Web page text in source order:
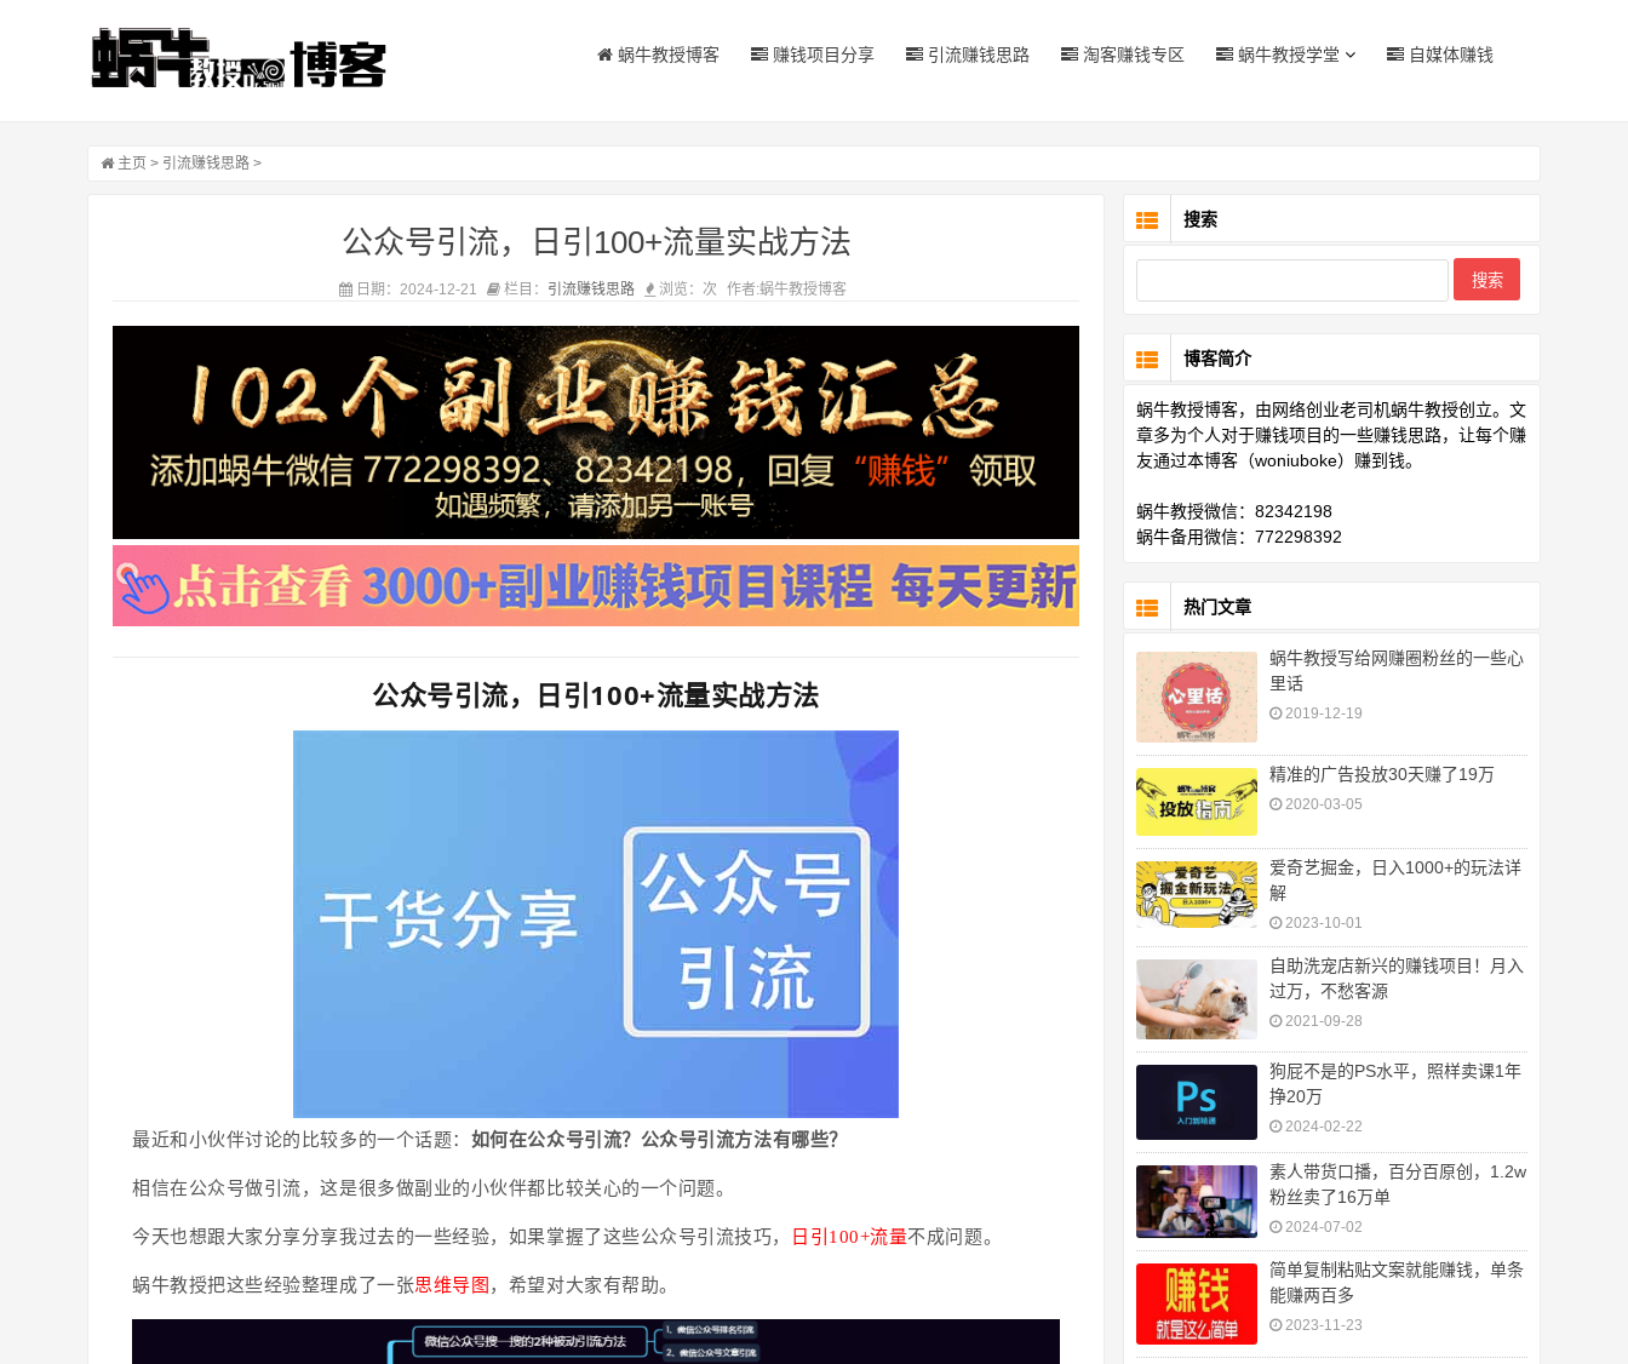
蜗牛教授博客 赚钱项目分享 引流赚钱思路 淘客赚钱专区 蜗牛教授学堂 自媒体赚钱
主页 > 引流赚钱思路 >
公众号引流，日引100+流量实战方法
日期：2024-12-21 栏目： 引流赚钱思路 浏览： 次 作者:蜗牛教授博客
公众号引流，日引100+流量实战方法
最近和小伙伴讨论的比较多的一个话题： 如何在公众号引流？公众号引流方法有哪些？
相信在公众号做引流，这是很多做副业的小伙伴都比较关心的一个问题。
今天也想跟大家分享分享我过去的一些经验，如果掌握了这些公众号引流技巧， 日引100+流量不成问题。
蜗牛教授把这些经验整理成了一张思维导图 ，希望对大家有帮助。
搜索
博客简介
蜗牛教授博客，由网络创业老司机蜗牛教授创立。文
章多为个人对于赚钱项目的一些赚钱思路，让每个赚
友通过本博客（woniuboke）赚到钱。
蜗牛教授微信：82342198
蜗牛备用微信：772298392
热门文章
蜗牛教授写给网赚圈粉丝的一些心
里话
2019-12-19
精准的广告投放30天赚了19万
2020-03-05
爱奇艺掘金，日入1000+的玩法详
解
2023-10-01
自助洗宠店新兴的赚钱项目！月入
过万，不愁客源
2021-09-28
狗屁不是的PS水平，照样卖课1年
挣20万
2024-02-22
素人带货口播，百分百原创，1.2w
粉丝卖了16万单
2024-07-02
简单复制粘贴文案就能赚钱，单条
能赚两百多
2023-11-23